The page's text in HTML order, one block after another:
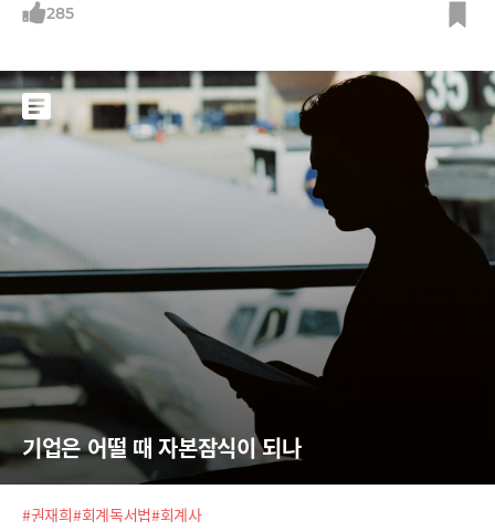
실패하면 그는 천재가 아니라고 간주하여 낮은 평가를 주거나 해고했다.
285
기업은 어떨 때 자본잠식이 되나
#권재희#회계독서법#회계사